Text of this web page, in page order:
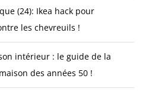
(24): Ikea hack pour
les chevreuils !
intérieur : le guide de la
des années 50 !